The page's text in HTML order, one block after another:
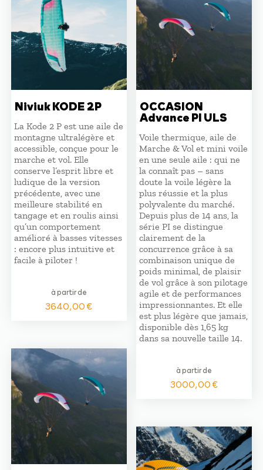
Niviuk KODE 2P
La Kode 2 P est une aile de
montagne ultralégère et
accessible, conçue pour le
marche et vol. Elle
conserve l’esprit libre et
ludique de la version
précédente, avec une
meilleure stabilité en
tangage et en roulis ainsi
qu’un comportement
amélioré à basses vitesses
: encore plus intuitive et
facile à piloter !
à partir de
3640,00€
OCCASION
Advance PI ULS
Voile thermique, aile de
Marche & Vol et mini voile
en une seule aile : qui ne
la connaît pas – sans
doute la voile légère la
plus réussie et la plus
polyvalente du marché.
Depuis plus de 14 ans, la
série PI se distingue
clairement de la
concurrence grâce à sa
combinaison unique de
poids minimal, de plaisir
de vol grâce à son pilotage
agile et de performances
impressionnantes. Et elle
est plus légère que jamais,
disponible dès 1,65 kg
dans sa nouvelle taille 14.
à partir de
3000,00€